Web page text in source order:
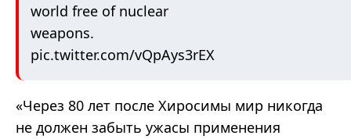
world free of nuclear
weapons.
pic.twitter.com/vQpAys3rEX
«Через 80 лет после Хиросимы мир никогда
не должен забыть ужасы применения